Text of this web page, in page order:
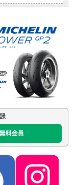
無料会員